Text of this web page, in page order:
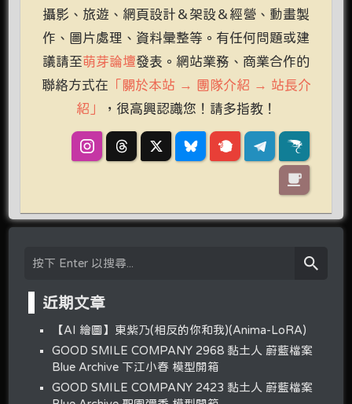
攝影、旅遊、網頁設計＆架設＆經營、動畫製
作、圖片處理、資料彙整等。有任何問題或建
議請至萌芽論壇發表。網站業務、商業合作的
聯絡方式在 「關於本站 → 團隊介紹 → 站長介
紹」
，很高興認識您！請多指教！
近期文章
【AI 繪圖】東紫乃(相反的你和我)(Anima-LoRA)
GOOD SMILE COMPANY 2968 黏土人 蔚藍檔案
Blue Archive 下江小春 模型開箱
GOOD SMILE COMPANY 2423 黏土人 蔚藍檔案